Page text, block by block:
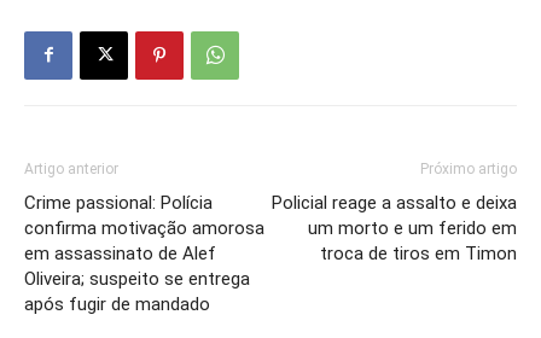
Artigo anterior
Crime passional: Polícia
confirma motivação amorosa
em assassinato de Alef
Oliveira; suspeito se entrega
após fugir de mandado
Próximo artigo
Policial reage a assalto e deixa
um morto e um ferido em
troca de tiros em Timon